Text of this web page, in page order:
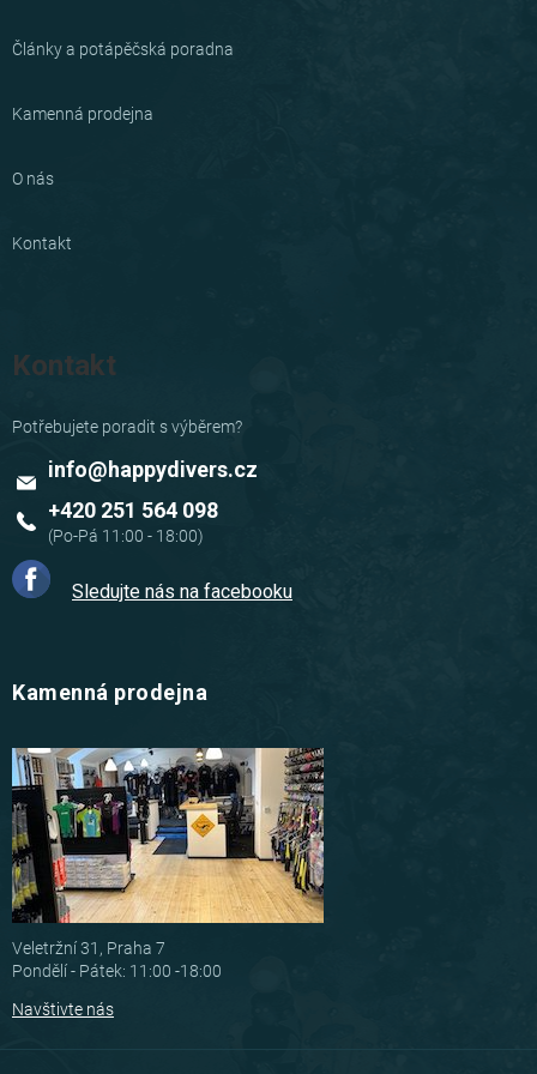
Články a potápěčská poradna
Kamenná prodejna
O nás
Kontakt
Kontakt
info@happydivers.cz
+420 251 564 098
Sledujte nás na facebooku
Kamenná prodejna
Veletržní 31, Praha 7
Pondělí - Pátek: 11:00 -18:00
Navštivte nás